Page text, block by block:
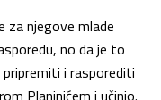
za njegove mlade
no da je to
i rasporediti
Planinićem i učinio.